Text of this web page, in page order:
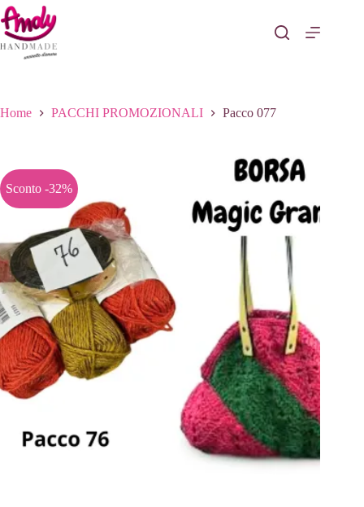
Salta
al
contenuto
Home PACCHI PROMOZIONALI Pacco 077
Sconto -32%